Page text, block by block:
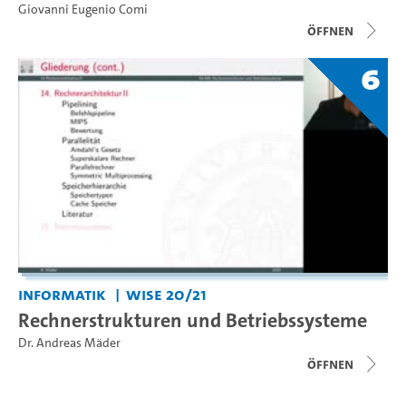
Giovanni Eugenio Comi
Öffnen
6
Informatik WiSe 20/21
Rechnerstrukturen und Betriebssysteme
Dr. Andreas Mäder
Öffnen